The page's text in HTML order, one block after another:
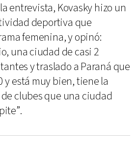
entrevista, Kovasky hizo un
deportiva que
femenina, y opinó:
una ciudad de casi 2
y traslado a Paraná que
y está muy bien, tiene la
clubes que una ciudad